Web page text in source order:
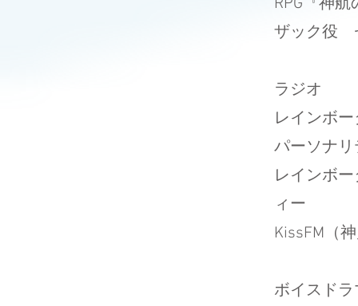
RPG『神
ザック役
ラ
レインボ
パーソナ
レインボ
ィー
KissFM（
ボイ